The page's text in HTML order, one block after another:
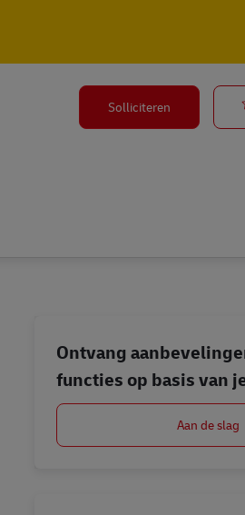
Solliciteren
Ontvang
functies op basis van
Aan de slag